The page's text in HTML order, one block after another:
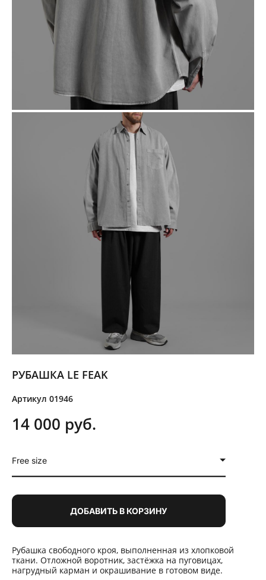
РУБАШКА LE FEAK
Артикул 01946
14 000 pуб.
Free size
ДОБАВИТЬ В КОРЗИНУ
Рубашка свободного кроя, выполненная из хлопковой
ткани. Отложной воротник, застёжка на пуговицах,
нагрудный карман и окрашивание в готовом виде.